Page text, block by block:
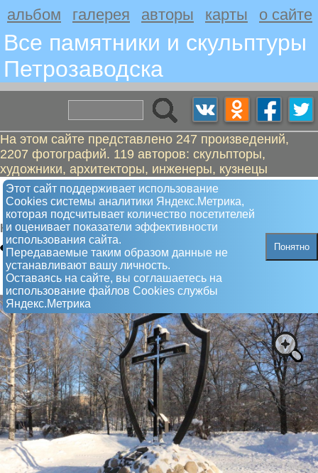
альбом галерея авторы карты о сайте
Все памятники и скульптуры
Петрозаводскa
На этом сайте представлено 247 произведений,
2207 фотографий. 119 авторов: скульпторы,
художники, архитекторы, инженеры, кузнецы
Этот сайт поддерживает использование
Сookies системы аналитики Яндекс.Метрика,
которая подсчитывает количество посетителей
и оценивает показатели эффективности
использования сайта.
Передаваемые таким образом данные не
устанавливают вашу личность.
Оставаясь на сайте, вы соглашаетесь на
использование файлов Сookies службы
Яндекс.Метрика
Понятно
Российскому воинству жизнь свою
за други положившему
Крест